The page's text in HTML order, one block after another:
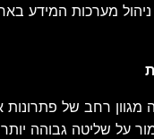
מערכות המידע
על שליטה גבוהה